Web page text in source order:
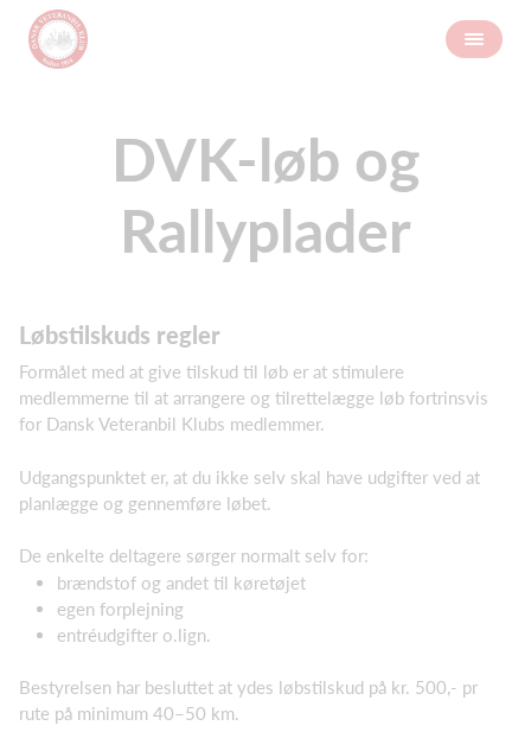
DVK-løb og
Rallyplader
Løbstilskuds regler
Formålet med at give tilskud til løb er at stimulere
medlemmerne til at arrangere og tilrettelægge løb fortrinsvis
for Dansk Veteranbil Klubs medlemmer.
Udgangspunktet er, at du ikke selv skal have udgifter ved at
planlægge og gennemføre løbet.
De enkelte deltagere sørger normalt selv for:
brændstof og andet til køretøjet
egen forplejning
entréudgifter o.lign.
Bestyrelsen har besluttet at ydes løbstilskud på kr. 500,- pr
rute på minimum 40–50 km.